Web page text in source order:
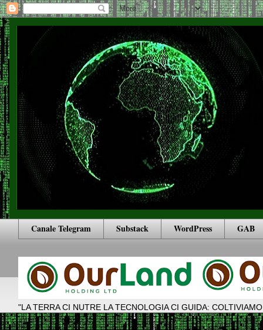
Canale Telegram Substack WordPress GAB
"LA TERRA CI NUTRE LA TECNOLOGIA CI GUIDA: